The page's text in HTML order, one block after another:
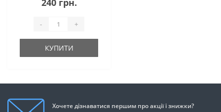
240 грн.
- +
КУПИТИ
Хочете дізнаватися першим про акції і знижки?